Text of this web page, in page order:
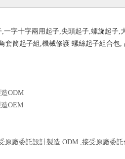
字十字兩用起子,尖頭起子,螺旋起子
套筒起子組,機械修護 螺絲起子組合包
ODM
OEM
原廠委託設計製造 ODM ,接受原廠委